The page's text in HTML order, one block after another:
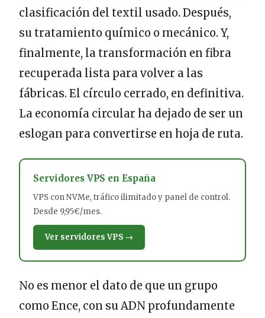
clasificación del textil usado. Después,
su tratamiento químico o mecánico. Y,
finalmente, la transformación en fibra
recuperada lista para volver a las
fábricas. El círculo cerrado, en definitiva.
La economía circular ha dejado de ser un
eslogan para convertirse en hoja de ruta.
Servidores VPS en España
VPS con NVMe, tráfico ilimitado y panel de control.
Desde 9,95€/mes.
Ver servidores VPS →
No es menor el dato de que un grupo
como Ence, con su ADN profundamente